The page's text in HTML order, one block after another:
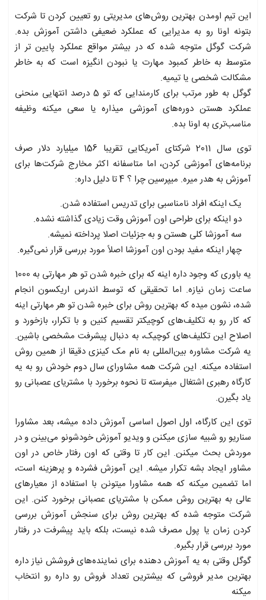
این تیم اومدن بهترین روش‌های مدیریتی رو تعیین کردن تا شرکت
بتونه اونا رو به مدیرایی که عملکرد ضعیفی داشتن آموزش بده.
شرکت گوگل متوجه شده که در بیشتر مواقع عملکرد پایین تر از
متوسط به خاطر کمبود مهارت یا نبودن انگیزه است که به خاطر
مشکالت شخصی یا تیمیه.
گوگل به طور مرتب برای کارمندایی که تو 5 درصد انتهایی منحنی
عملکرد هستن دوره‌های آموزشی میذاره یا سعی میکنه وظیفه
مناسب‌تری به اونا بده.
توی سال 2011 شرکتای آمریکایی تقریبا 156 میلیارد دلار صرف
برنامه‌های آموزشی کردن، اما متاسفانه اکثر مخارج شرکت‌ها برای
آموزش به هدر میره. میپرسین چرا ؟ 4 تا دلیل داره:
یک اینکه افراد نامناسبی برای تدریس استفاده شدن.
دو اینکه برای طراحی اون آموزش وقت زیادی گذاشته نشده.
سه آموزشا کلی هستن و به جزئیات اصلا پرداخته نمیشه.
چهار اینکه مفید بودن اون آموزشا اصلاً مورد بررسی قرار نمی‌گیره.
یه باوری که وجود داره اینه که برای خبره شدن تو هر مهارتی به 1000
ساعت زمان نیازه. اما تحقیقی که توسط اندرس اریکسون انجام
شده، نشون میده که بهترین روش برای خبره شدن تو هر مهارتی اینه
که کار رو به تکلیف‌های کوچیکتر تقسیم کنین و با تکرار، بازخورد و
اصلاح این تکلیف‌های کوچیک، به دنبال پیشرفت مشخصی باشین.
یه شرکت مشاوره بین‌المللی به نام مک کینزی دقیقا از همین روش
استفاده میکنه. این شرکت همه مشاورای سال دوم خودش رو به یه
کارگاه رهبری اشتغال میفرسته تا نحوه برخورد با مشتریای عصبانی رو
یاد بگیرن.
توی این کارگاه، اول اصول اساسی آموزش داده میشه، بعد مشاورا
سناریو رو شبیه سازی میکنن و ویدیو آموزش خودشونو می‌بینن و در
موردش بحث میکنن. این کار تا وقتی که اون رفتار خاص در اون
مشاور ایجاد بشه تکرار میشه. این آموزش فشرده و پرهزینه است،
اما تضمین میکنه که همه مشاورا میتونن با استفاده از معیارهای
عالی به بهترین روش ممکن با مشتریای عصبانی برخورد کنن. این
شرکت متوجه شده که بهترین روش برای سنجش آموزش بررسی
کردن زمان یا پول مصرف شده نیست، بلکه باید پیشرفت در رفتار
مورد بررسی قرار بگیره.
گوگل وقتی به یه آموزش دهنده برای نماینده‌های فروشش نیاز داره
بهترین مدیر فروشی که بیشترین تعداد فروش رو داره رو انتخاب
میکنه